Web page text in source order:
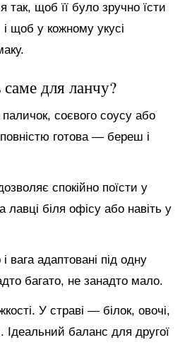
так, щоб її було зручно їсти
щоб у кожному укусі
для ланчу?
соєвого соусу або
готова — береш і
спокійно поїсти у
лавці біля офісу або навіть у
вага адаптовані під одну
багато, не занадто мало.
У страві — білок, овочі,
Ідеальний баланс для другої